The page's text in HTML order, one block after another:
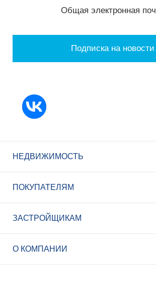
+7 (495) 785-56-
Общая электронная
Подписка на новости
НЕДВИЖИМОСТЬ
ПОКУПАТЕЛЯМ
ЗАСТРОЙЩИКАМ
О КОМПАНИИ